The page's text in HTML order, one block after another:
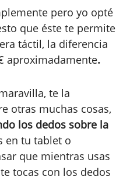
pero yo opté
que éste te permite
táctil, la diferencia
aproximadamente.
te la
otras muchas cosas,
los dedos sobre la
en tu tablet o
que mientras usas
tocas con los dedos